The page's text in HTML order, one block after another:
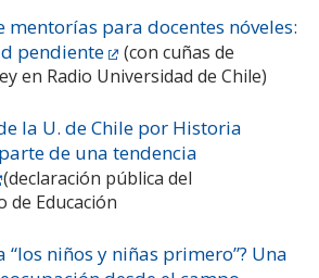
mentorías para docentes nóveles:
pendiente
(con cuñas de
en Radio Universidad de Chile)
la U. de Chile por Historia
de una tendencia
(declaración pública del
de Educación
“los niños y niñas primero”? Una